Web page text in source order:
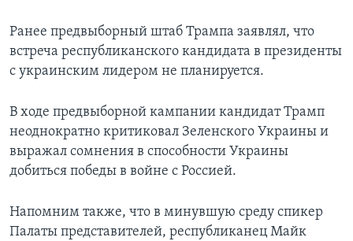
Ранее предвыборный штаб Трампа заявлял, что
встреча республиканского кандидата в президенты
с украинским лидером не планируется.
В ходе предвыборной кампании кандидат Трамп
неоднократно критиковал Зеленского Украины и
выражал сомнения в способности Украины
добиться победы в войне с Россией.
Напомним также, что в минувшую среду спикер
Палаты представителей, республиканец Майк